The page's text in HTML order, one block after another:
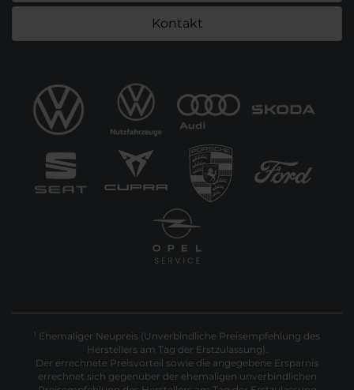
Kontakt
1 Ehemaliger Neupreis (Unverbindliche Preisempfehlung des
Herstellers am Tag der Erstzulassung).
Der errechnete Preisvorteil sowie die angegebene Ersparnis
errechnet sich gegenüber der ehemaligen unverbindlichen